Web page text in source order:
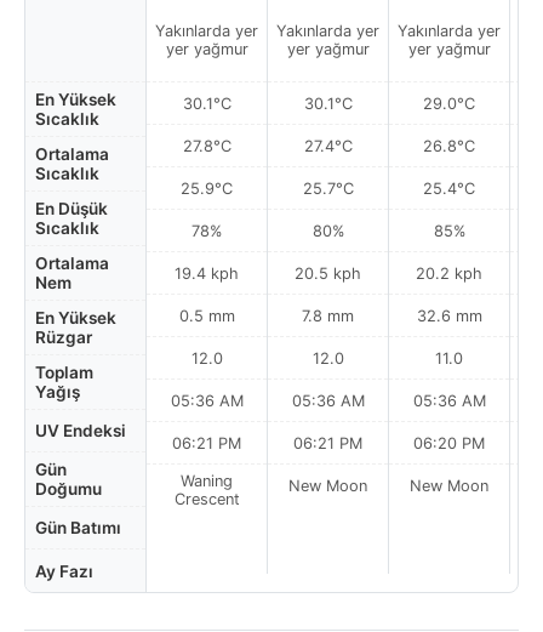
En Yüksek
Sıcaklık
Ortalama
Sıcaklık
En Düşük
Sıcaklık
Ortalama
Nem
En Yüksek
Rüzgar
Toplam
Yağış
UV Endeksi
Gün
Doğumu
Gün Batımı
Ay Fazı
Yakınlarda yer
yer yağmur
30.1°C
27.8°C
25.9°C
78%
19.4 kph
0.5 mm
12.0
05:36 AM
06:21 PM
Waning
Crescent
Yakınlarda yer
yer yağmur
30.1°C
27.4°C
25.7°C
80%
20.5 kph
7.8 mm
12.0
05:36 AM
06:21 PM
New Moon
Yakınlarda yer
yer yağmur
29.0°C
26.8°C
25.4°C
85%
20.2 kph
32.6 mm
11.0
05:36 AM
06:20 PM
New Moon